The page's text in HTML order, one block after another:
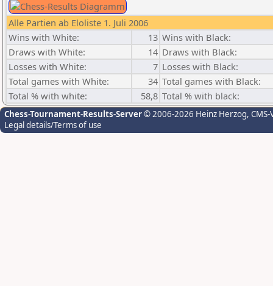
Alle Partien ab Eloliste 1. Juli 2006
Wins with White:
13 Wins with Black:
Draws with White:
14 Draws with Black:
Losses with White:
7 Losses with Black:
Total games with White:
34 Total games with Black:
Total % with white:
58,8 Total % with black:
Chess-Tournament-Results-Server© 2006-2026 Heinz Herzog,
Legal details/Terms of use